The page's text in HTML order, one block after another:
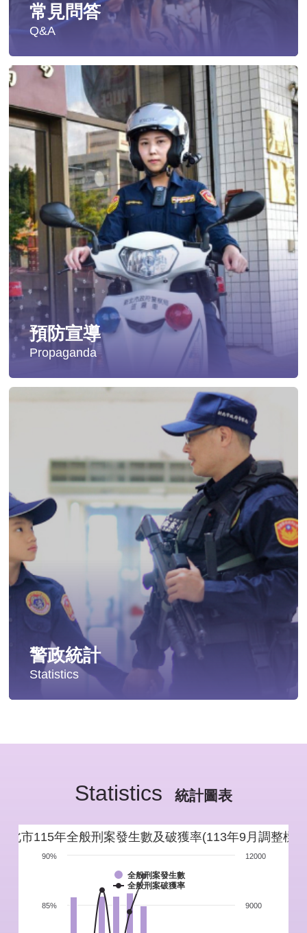
常見問答
Q&A
遭受性侵害時，可向哪些單位求助？
發生性侵害案件後，我可以請社工陪同嗎?
發生性侵害案件後，我需要去驗傷嗎?
遇到性騷擾案件之處理？
當你遭受到家庭暴力時該如何處理？
如何執行家庭暴力加害人訪查、訪查對象及期間為何?
預防宣導
Propaganda
影音專區
交通安全
警政統計
Statistics
新北市重要警政統計指標
警政性別統計
警政統計通報
警政統計懶人包
Statistics 統計圖表
北市115年全般刑案發生數及破獲率(113年9月調整標
全般刑案發生數
全般刑案破獲率
85%
90%
9000
12000